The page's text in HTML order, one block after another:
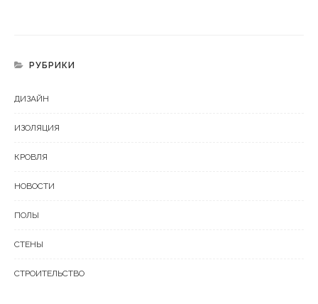
РУБРИКИ
ДИЗАЙН
ИЗОЛЯЦИЯ
КРОВЛЯ
НОВОСТИ
ПОЛЫ
СТЕНЫ
СТРОИТЕЛЬСТВО